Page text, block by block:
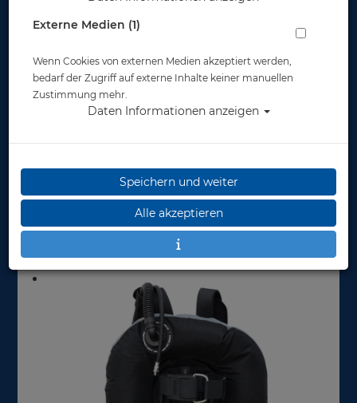
Externe Medien (1)
Wenn Cookies von externen Medien akzeptiert werden,
bedarf der Zugriff auf externe Inhalte keiner manuellen
Zustimmung mehr.
Daten Informationen anzeigen
Speichern und weiter
Alle akzeptieren